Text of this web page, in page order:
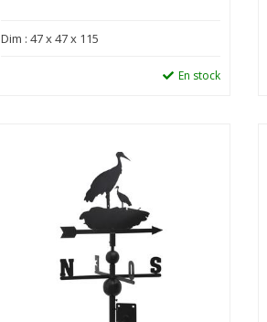
Dim : 47 x 47 x 115
En stock